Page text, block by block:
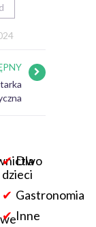
Dla
dzieci
Gastronomia
Inne